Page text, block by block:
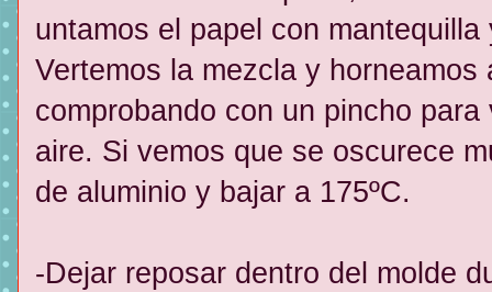
untamos el papel con
Vertemos la mezcla y
comprobando con un pincho
aire. Si vemos que se oscurece
de aluminio y bajar a 175ºC.
-Dejar reposar dentro del molde